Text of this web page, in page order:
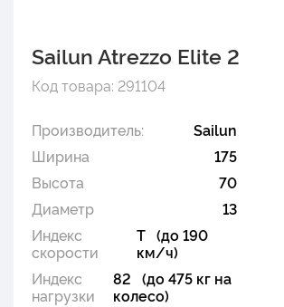
Sailun Atrezzo Elite 2
Код товара: 291104
Производитель:
Sailun
Ширина
175
Высота
70
Диаметр
13
Индекс
скорости
T (до 190
км/ч)
Индекс
нагрузки
82 (до 475 кг на
колесо)